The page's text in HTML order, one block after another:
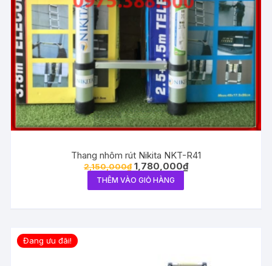
Thang nhôm rút Nikita NKT-R41
2,150,000₫ 1,780,000₫
THÊM VÀO GIỎ HÀNG
Đang ưu đãi!